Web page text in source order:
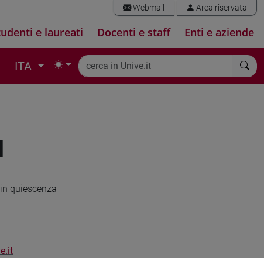
Webmail Area riservata
e laureati Docenti e staff Enti e aziende
ITA
quiescenza